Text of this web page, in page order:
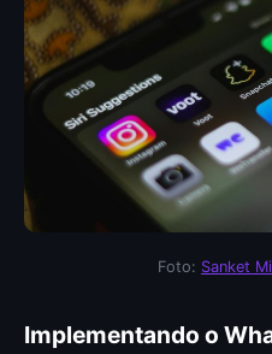
Foto: Sanket
Implementando o